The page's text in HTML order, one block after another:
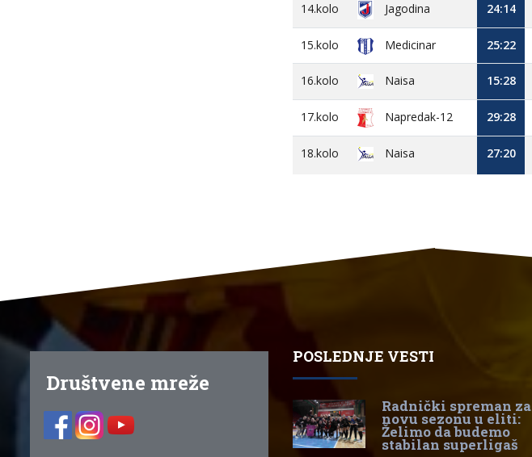
14.kolo Jagodina 24:14
15.kolo Medicinar 25:22
16.kolo Naisa 15:28
17.kolo Napredak-12 29:28
18.kolo Naisa 27:20
Društvene mreže
POSLEDNJE VESTI
Radnički spreman za
novu sezonu u eliti:
Želimo da budemo
stabilan superligaš